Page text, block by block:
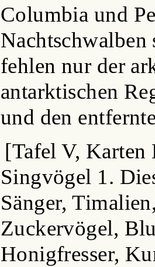
Columbia und
fehlen nur der
antarktischen
und den
[Tafel V,
Singvögel 1.
Sänger,
Zuckervögel,
Honigfresser,